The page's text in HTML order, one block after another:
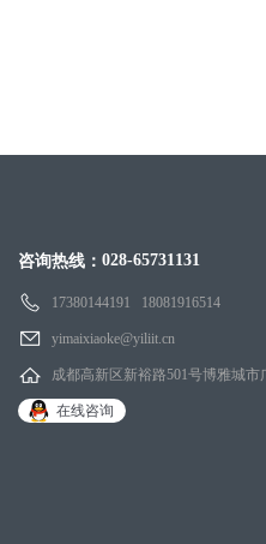
咨询热线： 028-65731131
17380144191 18081916514
yimaixiaoke@yiliit.cn
成都高新区新裕路501号博雅城市
在线咨询